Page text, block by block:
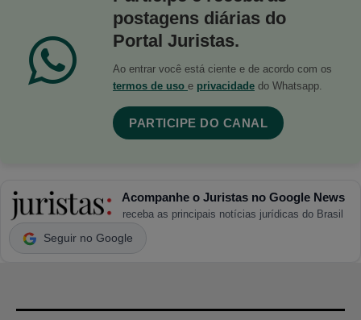
postagens diárias do
Portal Juristas.
Ao entrar você está ciente e de acordo com os
termos de uso e privacidade do Whatsapp.
PARTICIPE DO CANAL
Acompanhe o Juristas no Google News
receba as principais notícias jurídicas do Brasil
Seguir no Google